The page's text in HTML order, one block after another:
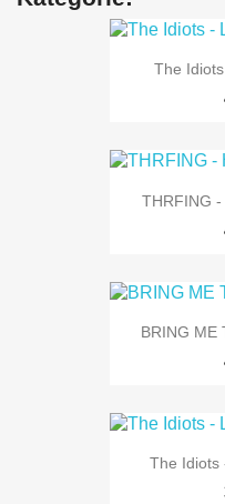
The Idiots
THRFING -
BRING ME
The Idiots